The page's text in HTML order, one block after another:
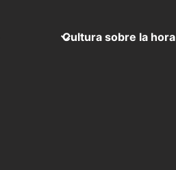
Cultura sobre la hora